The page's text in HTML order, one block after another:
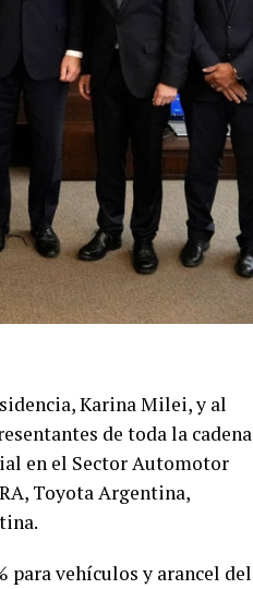
Karina Milei, y al
de toda la cadena
en el Sector Automotor
Toyota Argentina,
para vehículos y arancel del